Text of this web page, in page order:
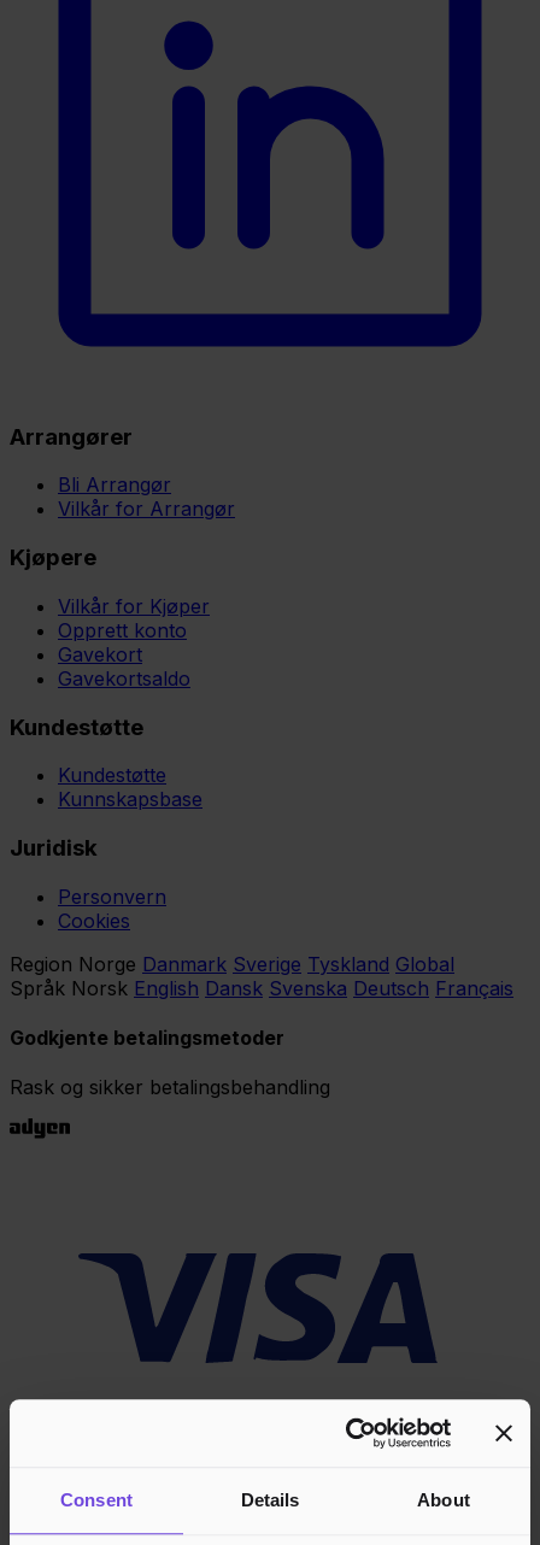
Consent Details About
Arrangører
Bli Arrangør
Vilkår for Arrangør
Kjøpere
Vilkår for Kjøper
Opprett konto
Gavekort
Gavekortsaldo
Kundestøtte
Kundestøtte
Kunnskapsbase
Juridisk
Personvern
Cookies
Region Norge Danmark Sverige Tyskland Global
Språk Norsk English Dansk Svenska Deutsch Français
Godkjente betalingsmetoder
Rask og sikker betalingsbehandling